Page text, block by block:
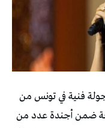
فنية في تونس من
ضمن أجندة عدد من